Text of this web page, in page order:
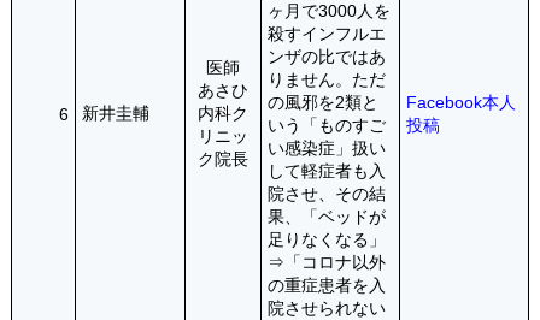
6 新井圭輔
医師
あさひ
内科ク
リニッ
ク院長
ヶ月で3000人を
殺すインフルエ
ンザの比ではあ
りません。ただ
の風邪を2類と
いう「ものすご
い感染症」扱い
して軽症者も入
院させ、その結
果、「ベッドが
足りなくなる」
⇒「コロナ以外
の重症患者を入
院させられない
Facebook本人
投稿